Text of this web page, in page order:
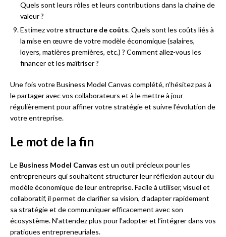
Quels sont leurs rôles et leurs contributions dans la chaîne de
valeur ?
Estimez votre structure de coûts. Quels sont les coûts liés à
la mise en œuvre de votre modèle économique (salaires,
loyers, matières premières, etc.) ? Comment allez-vous les
financer et les maîtriser ?
Une fois votre Business Model Canvas complété, n’hésitez pas à
le partager avec vos collaborateurs et à le mettre à jour
régulièrement pour affiner votre stratégie et suivre l’évolution de
votre entreprise.
Le mot de la fin
Le Business Model Canvas est un outil précieux pour les
entrepreneurs qui souhaitent structurer leur réflexion autour du
modèle économique de leur entreprise. Facile à utiliser, visuel et
collaboratif, il permet de clarifier sa vision, d’adapter rapidement
sa stratégie et de communiquer efficacement avec son
écosystème. N’attendez plus pour l’adopter et l’intégrer dans vos
pratiques entrepreneuriales.